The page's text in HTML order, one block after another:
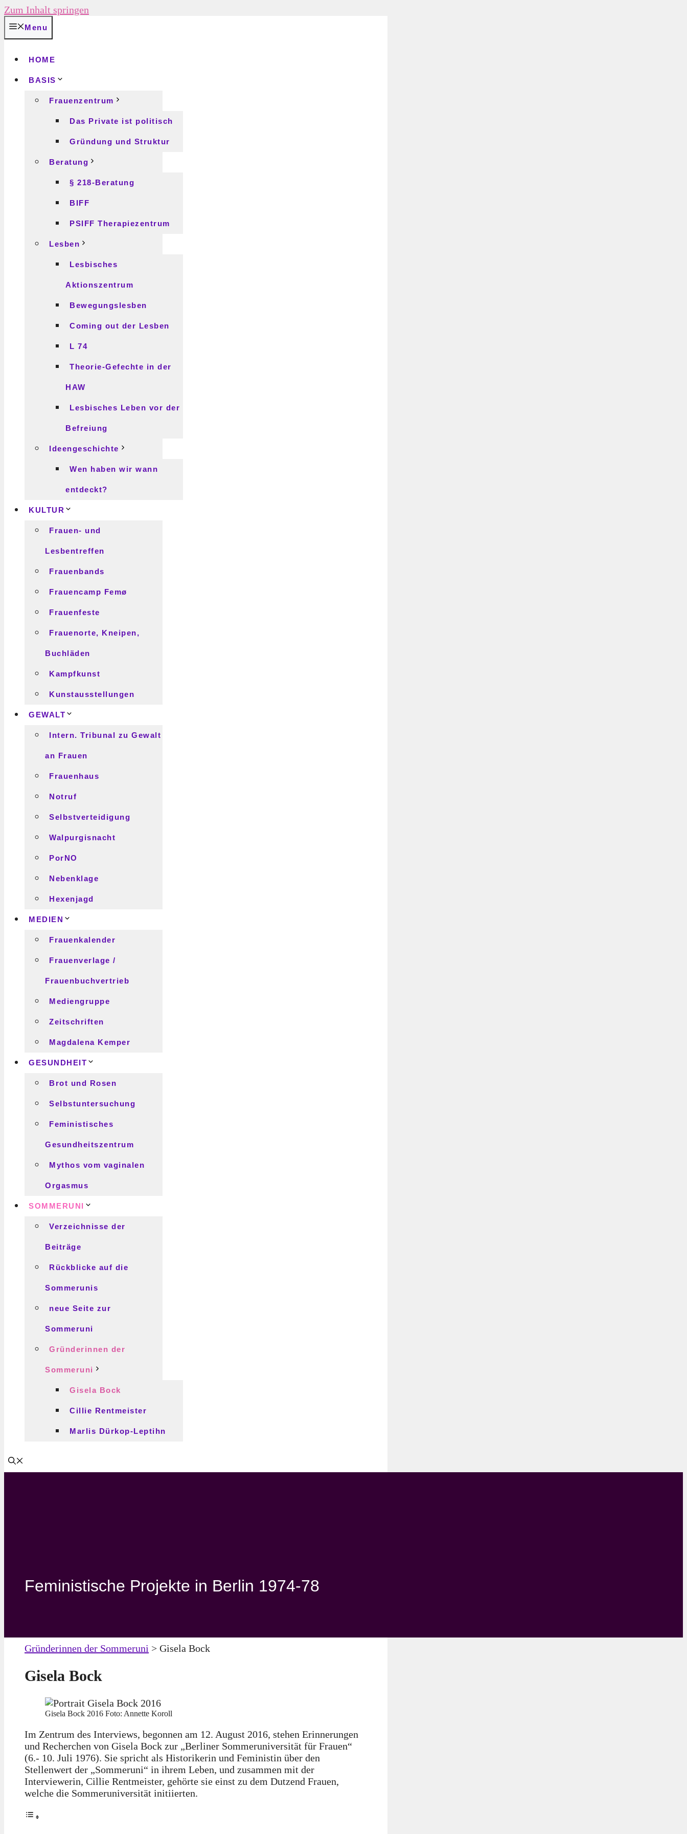
Zum Inhalt springen
Menu
HOME
BASIS
Frauenzentrum
Das Private ist politisch
Gründung und Struktur
Beratung
§ 218-Beratung
BIFF
PSIFF Therapiezentrum
Lesben
Lesbisches
Aktionszentrum
Bewegungslesben
Coming out der Lesben
L 74
Theorie-Gefechte in der
HAW
Lesbisches Leben vor der
Befreiung
Ideengeschichte
Wen haben wir wann
entdeckt?
KULTUR
Frauen- und
Lesbentreffen
Frauenbands
Frauencamp Femø
Frauenfeste
Frauenorte, Kneipen,
Buchläden
Kampfkunst
Kunstausstellungen
GEWALT
Intern. Tribunal zu Gewalt
an Frauen
Frauenhaus
Notruf
Selbstverteidigung
Walpurgisnacht
PorNO
Nebenklage
Hexenjagd
MEDIEN
Frauenkalender
Frauenverlage /
Frauenbuchvertrieb
Mediengruppe
Zeitschriften
Magdalena Kemper
GESUNDHEIT
Brot und Rosen
Selbstuntersuchung
Feministisches
Gesundheitszentrum
Mythos vom vaginalen
Orgasmus
SOMMERUNI
Verzeichnisse der
Beiträge
Rückblicke auf die
Sommerunis
neue Seite zur
Sommeruni
Gründerinnen der
Sommeruni
Gisela Bock
Cillie Rentmeister
Marlis Dürkop-Leptihn
Feministische Projekte in Berlin 1974-78
Gründerinnen der Sommeruni > Gisela Bock
Gisela Bock
Gisela Bock 2016 Foto: Annette Koroll
Im Zentrum des Interviews, begonnen am 12. August 2016, stehen Erinnerungen
und Recherchen von Gisela Bock zur „Berliner Sommeruniversität für Frauen“
(6.- 10. Juli 1976). Sie spricht als Historikerin und Feministin über den
Stellenwert der „Sommeruni“ in ihrem Leben, und zusammen mit der
Interviewerin, Cillie Rentmeister, gehörte sie einst zu dem Dutzend Frauen,
welche die Sommeruniversität initiierten.